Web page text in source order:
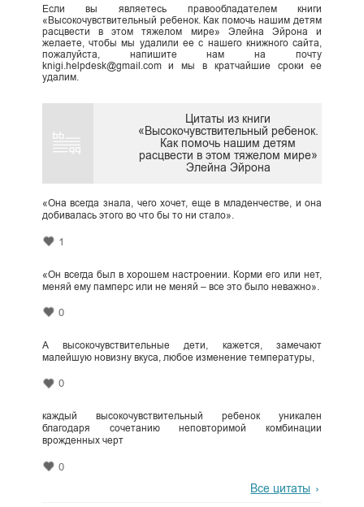
Если вы являетесь правообладателем книги
«Высокочувствительный ребенок. Как помочь нашим детям
расцвести в этом тяжелом мире» Элейна Эйрона и
желаете, чтобы мы удалили ее с нашего книжного сайта,
пожалуйста, напишите нам на почту
knigi.helpdesk@gmail.com и мы в кратчайшие сроки ее
удалим.
Цитаты из книги
«Высокочувствительный ребенок.
Как помочь нашим детям
расцвести в этом тяжелом мире»
Элейна Эйрона
«Она всегда знала, чего хочет, еще в младенчестве, и она
добивалась этого во что бы то ни стало».
1
«Он всегда был в хорошем настроении. Корми его или нет,
меняй ему памперс или не меняй – все это было неважно».
0
А высокочувствительные дети, кажется, замечают
малейшую новизну вкуса, любое изменение температуры,
0
каждый высокочувствительный ребенок уникален
благодаря сочетанию неповторимой комбинации
врожденных черт
0
Все цитаты